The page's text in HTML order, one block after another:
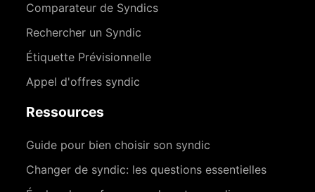
Comparateur de Syndics
Rechercher un Syndic
Étiquette Prévisionnelle
Appel d'offres syndic
Ressources
Guide pour bien choisir son syndic
Changer de syndic: les questions essentielles